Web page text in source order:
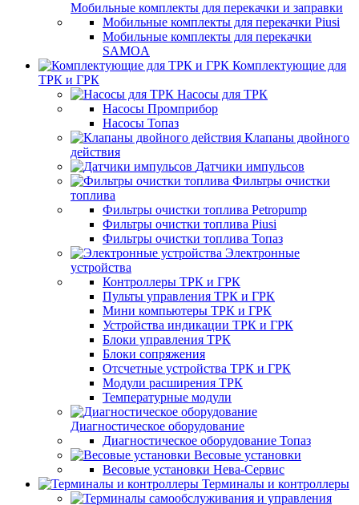
Мобильные комплекты для перекачки и заправки
Мобильные комплекты для перекачки Piusi
Мобильные комплекты для перекачки
SAMOA
Комплектующие для
ТРК и ГРК
Насосы для ТРК
Насосы Промприбор
Насосы Топаз
Клапаны двойного
действия
Датчики импульсов
Фильтры очистки
топлива
Фильтры очистки топлива Petropump
Фильтры очистки топлива Piusi
Фильтры очистки топлива Топаз
Электронные
устройства
Контроллеры ТРК и ГРК
Пульты управления ТРК и ГРК
Мини компьютеры ТРК и ГРК
Устройства индикации ТРК и ГРК
Блоки управления ТРК
Блоки сопряжения
Отсчетные устройства ТРК и ГРК
Модули расширения ТРК
Температурные модули
Диагностическое оборудование
Диагностическое оборудование Топаз
Весовые установки
Весовые установки Нева-Сервис
Терминалы и контроллеры